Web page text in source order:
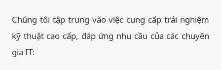
Chúng tôi tập trung vào việc cung cấp trải nghiệm
kỹ thuật cao cấp, đáp ứng nhu cầu của các chuyên
gia IT: